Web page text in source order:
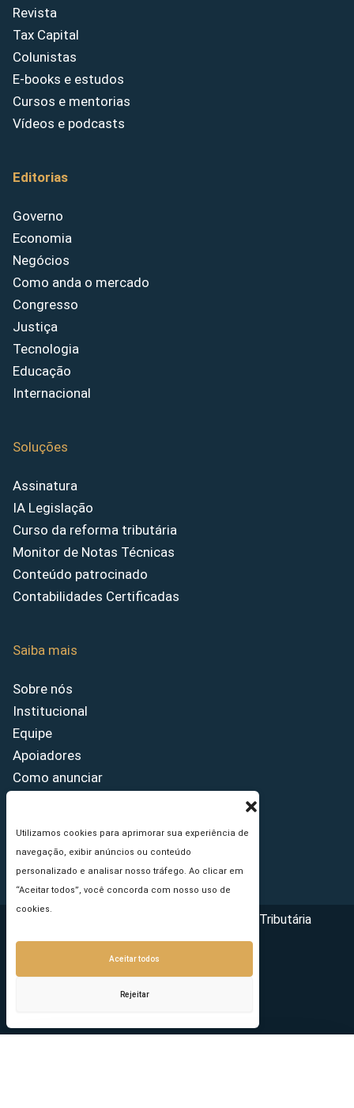
Utilizamos cookies para aprimorar sua experiência de
navegação, exibir anúncios ou conteúdo
personalizado e analisar nosso tráfego. Ao clicar em
“Aceitar todos”, você concorda com nosso uso de
cookies.
Aceitar todos
Rejeitar
Revista
Tax Capital
Colunistas
E-books e estudos
Cursos e mentorias
Vídeos e podcasts
Editorias
Governo
Economia
Negócios
Como anda o mercado
Congresso
Justiça
Tecnologia
Educação
Internacional
Soluções
Assinatura
IA Legislação
Curso da reforma tributária
Monitor de Notas Técnicas
Conteúdo patrocinado
Contabilidades Certificadas
Saiba mais
Sobre nós
Institucional
Equipe
Apoiadores
Como anunciar
Princípios Editoriais
Copyright © 2026 - Portal da Reforma Tributária